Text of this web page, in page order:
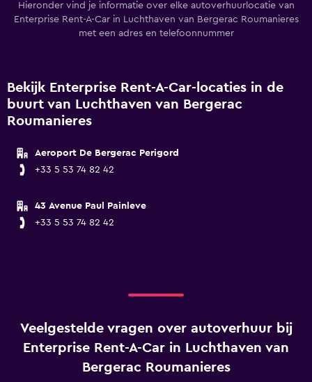
Hieronder vind je informatie over elke autoverhuurlocatie van
Enterprise Rent-A-Car in Luchthaven van Bergerac Roumanieres
met een adres en telefoonnummer
Bekijk Enterprise Rent-A-Car-locaties in de
buurt van Luchthaven van Bergerac
Roumanieres
Aeroport De Bergerac Perigord
+33 5 53 74 82 42
43 Avenue Paul Painleve
+33 5 53 74 82 42
Veelgestelde vragen over autoverhuur bij
Enterprise Rent-A-Car in Luchthaven van
Bergerac Roumanieres